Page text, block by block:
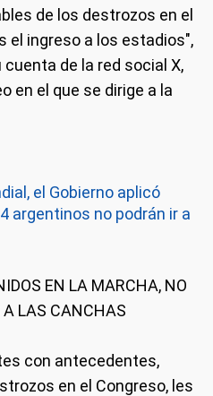
de los destrozos en el
el ingreso a los estadios",
de la red social X,
en el que se dirige a la
el Gobierno aplicó
argentinos no podrán ir a
EN LA MARCHA, NO
LAS CANCHAS
con antecedentes,
en el Congreso, les